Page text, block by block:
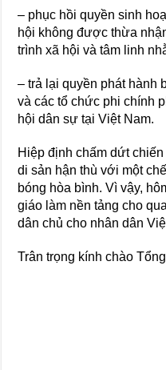
– phục hồi quyền sinh
hội không được thừa
trình xã hội và tâm linh
– trả lại quyền phát hành
và các tổ chức phi chính
hội dân sự tại Việt Nam.
Hiệp định chấm dứt
di sản hận thù với một
bóng hòa bình. Vì vậy,
giáo làm nền tảng cho
dân chủ cho nhân dân
Trân trọng kính chào